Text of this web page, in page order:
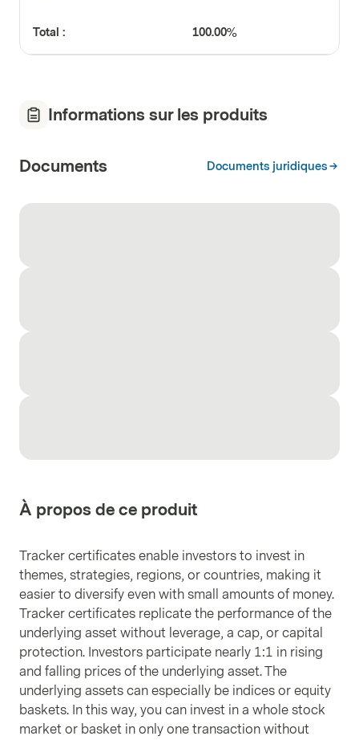
Total : 100.00%
Informations sur les produits
Documents Documents juridiques
À propos de ce produit
Tracker certificates enable investors to invest in
themes, strategies, regions, or countries, making it
easier to diversify even with small amounts of money.
Tracker certificates replicate the performance of the
underlying asset without leverage, a cap, or capital
protection. Investors participate nearly 1:1 in rising
and falling prices of the underlying asset. The
underlying assets can especially be indices or equity
baskets. In this way, you can invest in a whole stock
market or basket in only one transaction without